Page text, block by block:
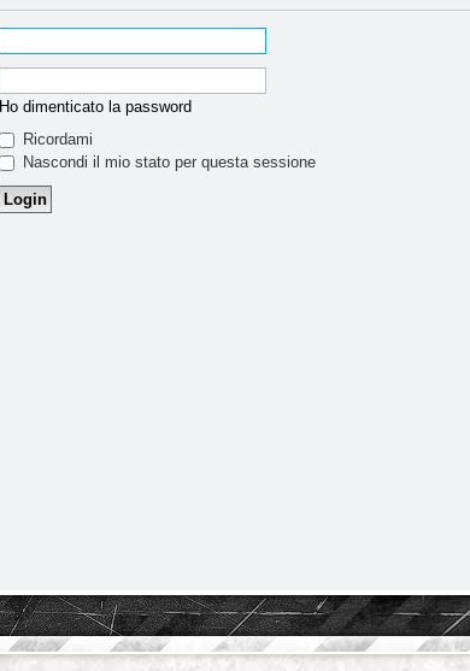
Ho dimenticato la password
Ricordami
Nascondi il mio stato per questa sessione